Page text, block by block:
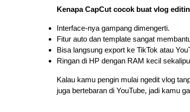
Kenapa CapCut cocok buat vlog
Interface-nya gampang dimengerti.
Fitur auto dan template sangat
Bisa langsung export ke TikTok atau
Ringan di HP dengan RAM kecil
Kalau kamu pengin mulai ngedit vlog
juga bertebaran di YouTube, jadi kamu